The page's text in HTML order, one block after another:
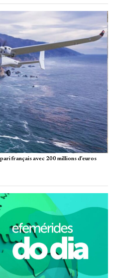
français avec 200 millions d’euros